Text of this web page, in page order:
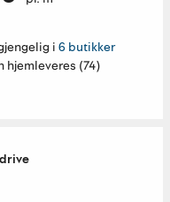
i 6 butikker
hjemleveres (74)